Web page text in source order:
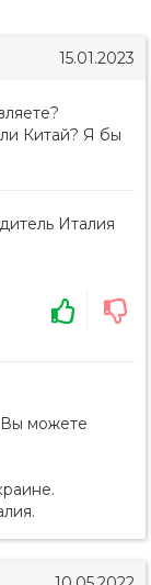
15.01.2023
Китай? Я бы
Италия
можете